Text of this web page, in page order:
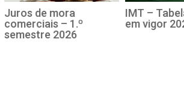
práticas
IRS – Tabelas de
retenção na fonte
2026